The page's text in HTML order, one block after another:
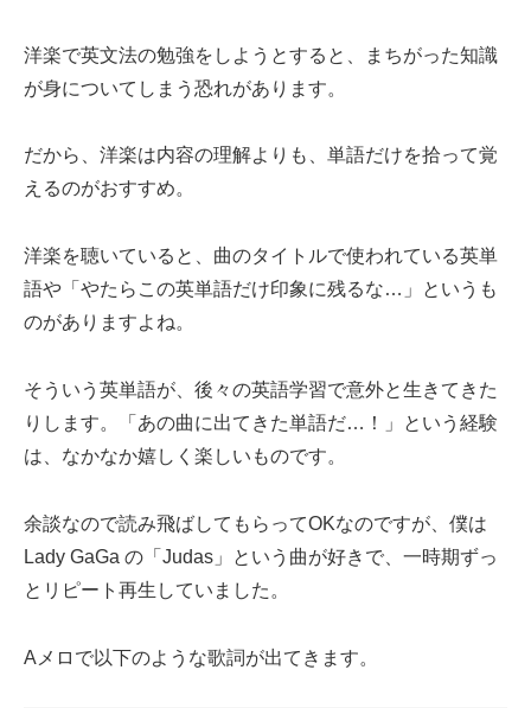
洋楽で英文法の勉強をしようとすると、まちがった知識
が身についてしまう恐れがあります。
だから、洋楽は内容の理解よりも、単語だけを拾って覚
えるのがおすすめ。
洋楽を聴いていると、曲のタイトルで使われている英単
語や「やたらこの英単語だけ印象に残るな…」というも
のがありますよね。
そういう英単語が、後々の英語学習で意外と生きてきた
りします。「あの曲に出てきた単語だ…！」という経験
は、なかなか嬉しく楽しいものです。
余談なので読み飛ばしてもらってOKなのですが、僕は
Lady GaGa の「Judas」という曲が好きで、一時期ずっ
とリピート再生していました。
Aメロで以下のような歌詞が出てきます。